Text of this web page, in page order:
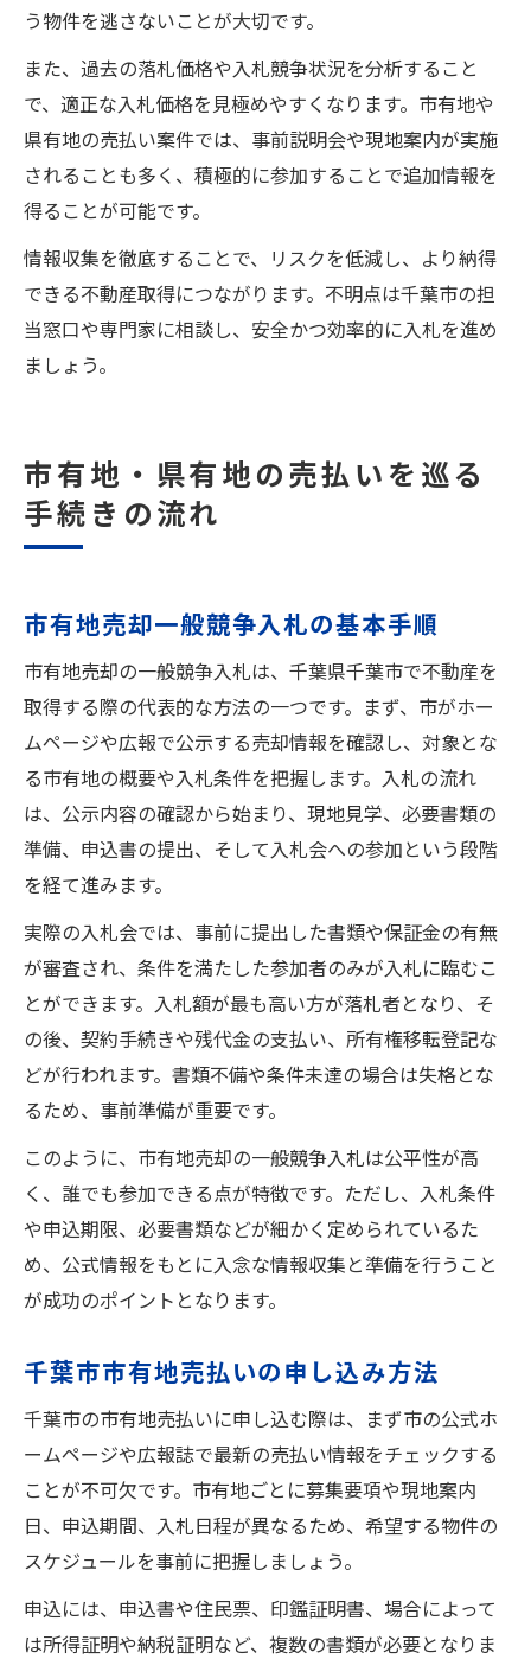
う物件を逃さないことが大切です。
また、過去の落札価格や入札競争状況を分析すること
で、適正な入札価格を見極めやすくなります。市有地や
県有地の売払い案件では、事前説明会や現地案内が実施
されることも多く、積極的に参加することで追加情報を
得ることが可能です。
情報収集を徹底することで、リスクを低減し、より納得
できる不動産取得につながります。不明点は千葉市の担
当窓口や専門家に相談し、安全かつ効率的に入札を進め
ましょう。
市有地・県有地の売払いを巡る
手続きの流れ
市有地売却一般競争入札の基本手順
市有地売却の一般競争入札は、千葉県千葉市で不動産を
取得する際の代表的な方法の一つです。まず、市がホー
ムページや広報で公示する売却情報を確認し、対象とな
る市有地の概要や入札条件を把握します。入札の流れ
は、公示内容の確認から始まり、現地見学、必要書類の
準備、申込書の提出、そして入札会への参加という段階
を経て進みます。
実際の入札会では、事前に提出した書類や保証金の有無
が審査され、条件を満たした参加者のみが入札に臨むこ
とができます。入札額が最も高い方が落札者となり、そ
の後、契約手続きや残代金の支払い、所有権移転登記な
どが行われます。書類不備や条件未達の場合は失格とな
るため、事前準備が重要です。
このように、市有地売却の一般競争入札は公平性が高
く、誰でも参加できる点が特徴です。ただし、入札条件
や申込期限、必要書類などが細かく定められているた
め、公式情報をもとに入念な情報収集と準備を行うこと
が成功のポイントとなります。
千葉市市有地売払いの申し込み方法
千葉市の市有地売払いに申し込む際は、まず市の公式ホ
ームページや広報誌で最新の売払い情報をチェックする
ことが不可欠です。市有地ごとに募集要項や現地案内
日、申込期間、入札日程が異なるため、希望する物件の
スケジュールを事前に把握しましょう。
申込には、申込書や住民票、印鑑証明書、場合によって
は所得証明や納税証明など、複数の書類が必要となりま